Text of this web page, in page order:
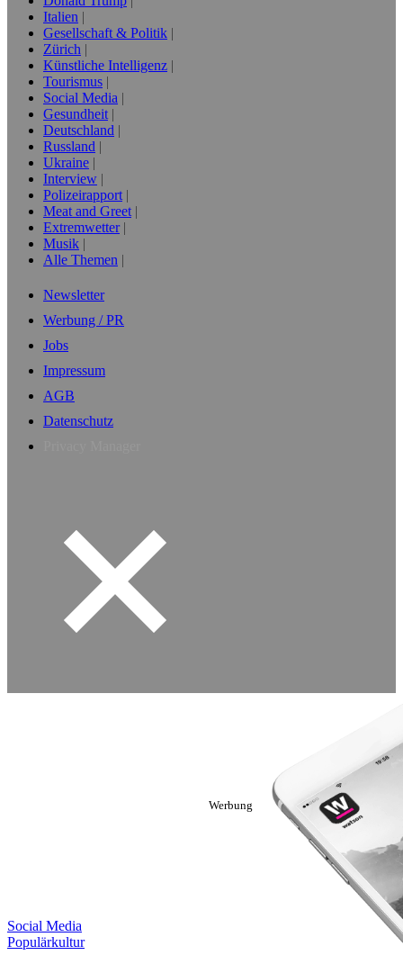
Italien
Gesellschaft & Politik
Zürich
Künstliche Intelligenz
Tourismus
Social Media
Gesundheit
Deutschland
Russland
Ukraine
Interview
Polizeirapport
Meat and Greet
Extremwetter
Musik
Alle Themen
Newsletter
Werbung / PR
Jobs
Impressum
AGB
Datenschutz
Social Media
Populärkultur